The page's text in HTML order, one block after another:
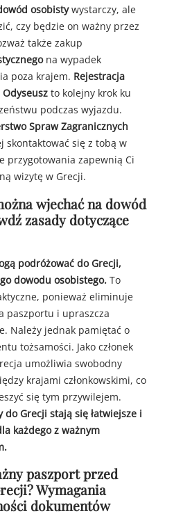
osobistywystarczy, ale
czy będzie on ważny przez
także zakup
na wypadek
poza krajem. Rejestracja
to kolejny krok ku
podczas wyjazdu.
Spraw Zagranicznych
skontaktować się z tobą w
przygotowania zapewnią Ci
wizytę w Grecji.
wjechać na dowód
zasady dotyczące
podróżować do Grecji,
dowodu osobistego. To
ponieważ eliminuje
paszportu i upraszcza
Należy jednak pamiętać o
tożsamości. Jako członek
umożliwia swobodny
krajami członkowskimi, co
się tym przywilejem.
do Grecji stają się łatwiejsze i
każdego z ważnym
paszport przed
Wymagania
dokumentów